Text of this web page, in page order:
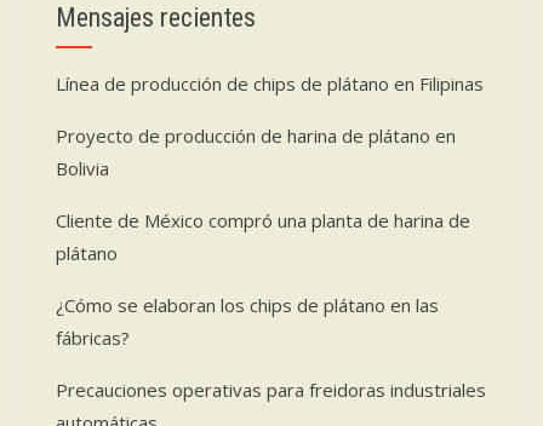
Mensajes recientes
Línea de producción de chips de plátano en Filipinas
Proyecto de producción de harina de plátano en
Bolivia
Cliente de México compró una planta de harina de
plátano
¿Cómo se elaboran los chips de plátano en las
fábricas?
Precauciones operativas para freidoras industriales